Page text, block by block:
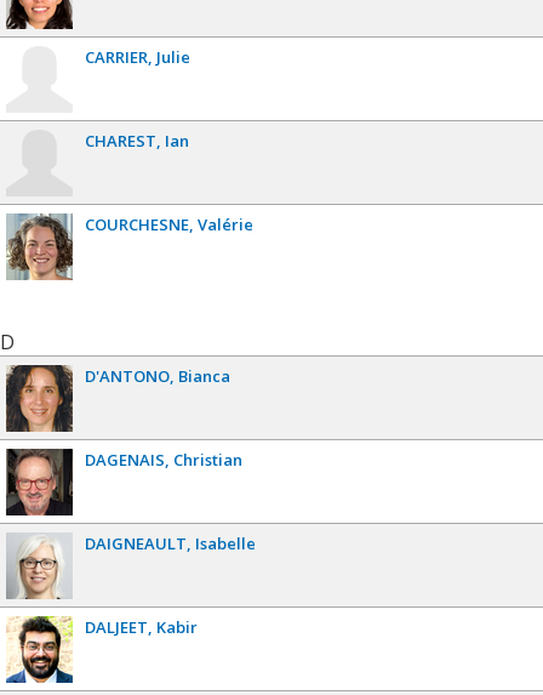
CARRIER Julie
CHAREST Ian
COURCHESNE Valérie
D
D'ANTONO Bianca
DAGENAIS Christian
DAIGNEAULT Isabelle
DALJEET Kabir